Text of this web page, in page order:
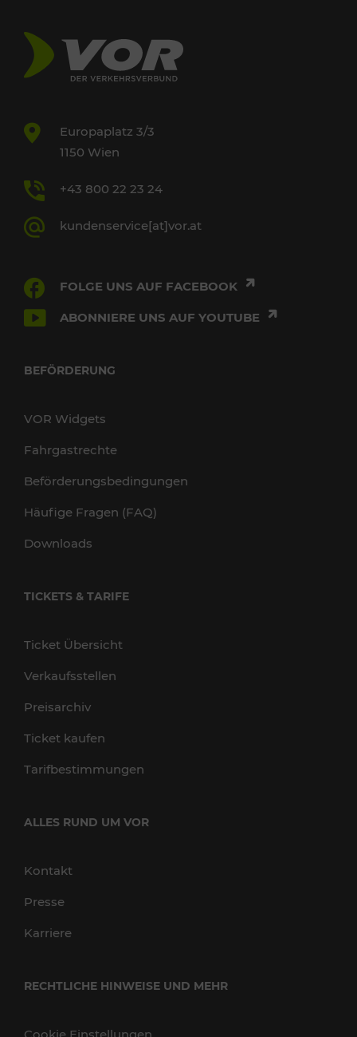
Europaplatz 3/3
1150 Wien
+43 800 22 23 24
kundenservice[at]vor.at
FOLGE UNS AUF FACEBOOK
ABONNIERE UNS AUF YOUTUBE
BEFÖRDERUNG
VOR Widgets
Fahrgastrechte
Beförderungsbedingungen
Häufige Fragen (FAQ)
Downloads
TICKETS & TARIFE
Ticket Übersicht
Verkaufsstellen
Preisarchiv
Ticket kaufen
Tarifbestimmungen
ALLES RUND UM VOR
Kontakt
Presse
Karriere
RECHTLICHE HINWEISE UND MEHR